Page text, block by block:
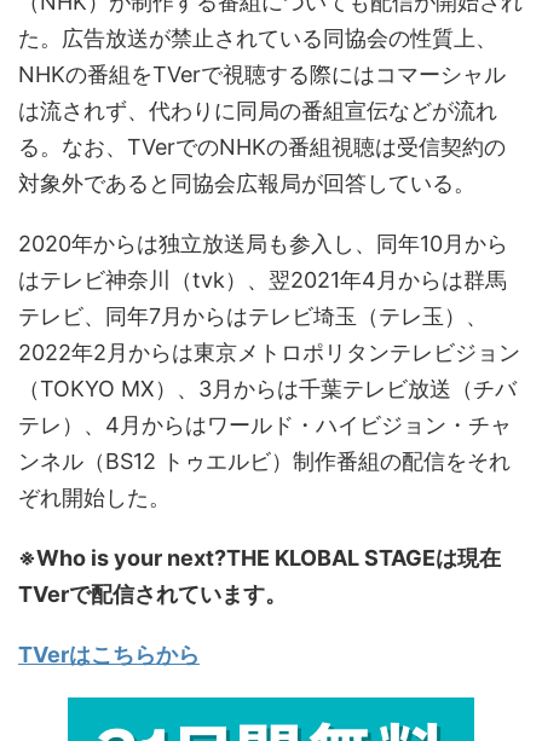
た。広告放送が禁止されている同協会の性質上、
NHKの番組をTVerで視聴する際にはコマーシャル
は流されず、代わりに同局の番組宣伝などが流れ
る。なお、TVerでのNHKの番組視聴は受信契約の
対象外であると同協会広報局が回答している。
2020年からは独立放送局も参入し、同年10月から
はテレビ神奈川（tvk）、翌2021年4月からは群馬
テレビ、同年7月からはテレビ埼玉（テレ玉）、
2022年2月からは東京メトロポリタンテレビジョン
（TOKYO MX）、3月からは千葉テレビ放送（チバ
テレ）、4月からはワールド・ハイビジョン・チャ
ンネル（BS12 トゥエルビ）制作番組の配信をそれ
ぞれ開始した。
※Who is your next?THE KLOBAL STAGEは現在
TVerで配信されています。
TVerはこちらから